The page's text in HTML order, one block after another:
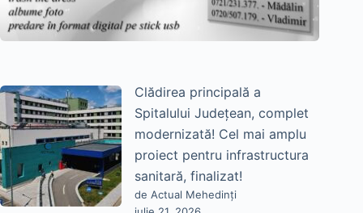
Clădirea principală a
Spitalului Județean, complet
modernizată! Cel mai amplu
proiect pentru infrastructura
sanitară, finalizat!
de Actual Mehedinți